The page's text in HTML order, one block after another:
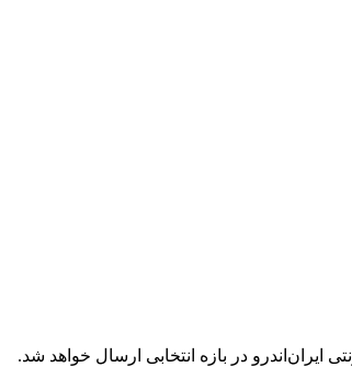
در بازه انتخابی ارسال خواهد شد.